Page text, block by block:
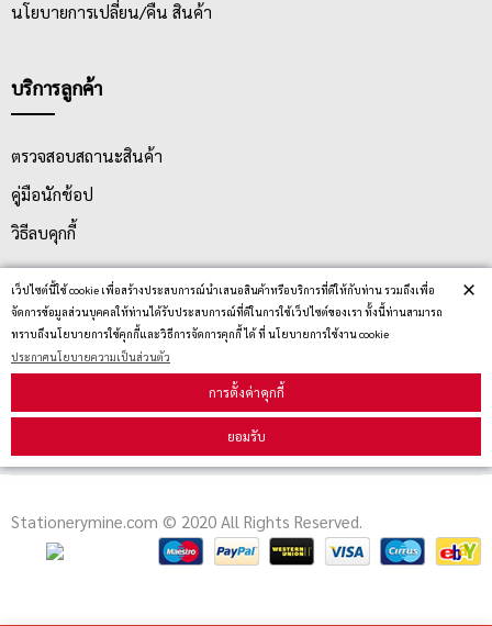
เว็ปไซต์นี้ใช้ cookie เพื่อสร้างประสบการณ์นำเสนอสินค้าหรือบริการที่ดีให้กับท่าน รวมถึงเพื่อ
จัดการข้อมูลส่วนบุคคลให้ท่านได้รับประสบการณ์ที่ดีในการใช้เว็ปไซต์ของเรา ทั้งนี้ท่านสามารถ
ทราบถึงนโยบายการใช้คุกกี้และวิธีการจัดการคุกกี้ ได้ ที่ นโยบายการใช้งาน cookie
ประกาศนโยบายความเป็นส่วนตัว
การตั้งค่าคุกกี้
ยอมรับ
×
นโยบายการเปลี่ยน/คืน สินค้า
บริการลูกค้า
ตรวจสอบสถานะสินค้า
คู่มือนักช้อป
วิธีลบคุกกี้
สมัครรับข่าวสาร
รับข่าวสาร
Stationerymine.com © 2020 All Rights Reserved.